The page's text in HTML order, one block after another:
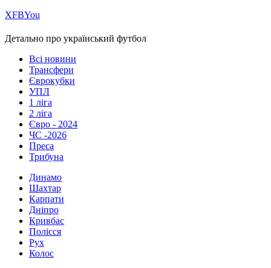
ХFBYou
Детально про український футбол
Всі новини
Трансфери
Єврокубки
УПЛ
1 ліга
2 ліга
Євро - 2024
ЧС -2026
Преса
Трибуна
Динамо
Шахтар
Карпати
Дніпро
Кривбас
Полісся
Рух
Колос